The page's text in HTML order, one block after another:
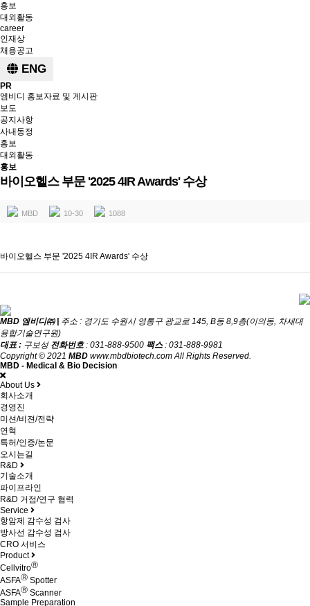
홍보
대외활동
career
인재상
채용공고
ENG
PR
엠비디 홍보자료 및 게시판
보도
공지사항
사내동정
홍보
대외활동
홍보
바이오헬스 부문 '2025 4IR Awards' 수상
MBD 10-30 1088
바이오헬스 부문 '2025 4IR Awards' 수상
MBD 엠비디㈜ |
주소 : 경기도 수원시 영통구 광교로 145, B동 8,9층(이의동, 차세대
융합기술연구원)
대표 : 구보성 전화번호: 031-888-9500 팩스: 031-888-9981
Copyright © 2021 MBD www.mbdbiotech.com All Rights Reserved.
MBD - Medical & Bio Decision
About Us
회사소개
경영진
미션/비젼/전략
연혁
특허/인증/논문
오시는길
R&D
기술소개
파이프라인
R&D 거점/연구 협력
Service
항암제 감수성 검사
방사선 감수성 검사
CRO 서비스
Product
CellvitroⓇ
ASFAⓇ Spotter
ASFAⓇ Scanner
Sample Preparation